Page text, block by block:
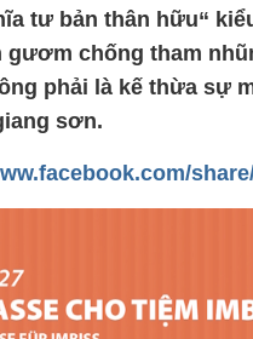
tư bản thân hữu“
gươm chống tham
phải là kế thừa sự
sơn.